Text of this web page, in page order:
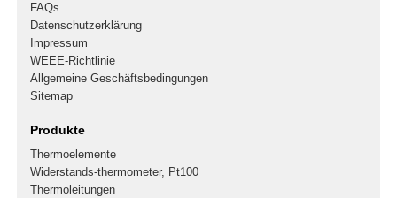
FAQs
Datenschutzerklärung
Impressum
WEEE-Richtlinie
Allgemeine Geschäftsbedingungen
Sitemap
Produkte
Thermoelemente
Widerstands-thermometer, Pt100
Thermoleitungen